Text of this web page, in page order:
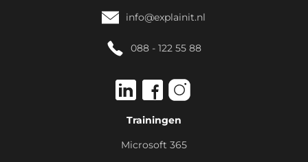
info@explainit.nl
088 - 122 55 88
Trainingen
Microsoft 365